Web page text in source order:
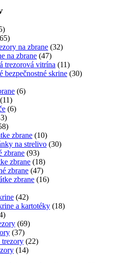
na zbrane (32)
na zbrane (47)
trezorová vitrína (11)
bezpečnostné skrine (30)
(6)
(11)
(6)
zbrane (10)
na strelivo (30)
zbrane (93)
zbrane (18)
zbrane (47)
zbrane (16)
(42)
a kartotéky (18)
(69)
(37)
trezory (22)
(14)